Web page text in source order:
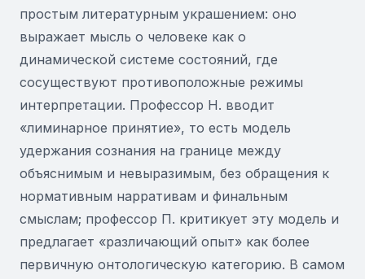
простым литературным украшением: оно
выражает мысль о человеке как о
динамической системе состояний, где
сосуществуют противоположные режимы
интерпретации. Профессор Н. вводит
«лиминарное принятие», то есть модель
удержания сознания на границе между
объяснимым и невыразимым, без обращения к
нормативным нарративам и финальным
смыслам; профессор П. критикует эту модель и
предлагает «различающий опыт» как более
первичную онтологическую категорию. В самом